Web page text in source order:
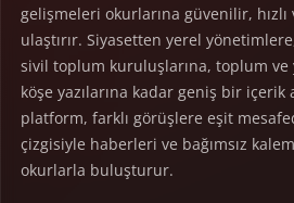
gelişmeleri okurlarına güvenilir,
ulaştırır. Siyasetten yerel
sivil toplum kuruluşlarına, toplum ve
köşe yazılarına kadar geniş bir içerik
platform, farklı görüşlere eşit
çizgisiyle haberleri ve bağımsız
okurlarla buluşturur.